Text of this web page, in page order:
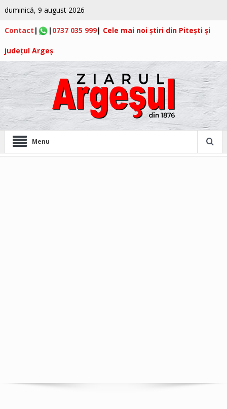
duminică, 9 august 2026
Contact | | 0737 035 999| Cele mai noi știri din Pitești și
județul Argeș
Menu